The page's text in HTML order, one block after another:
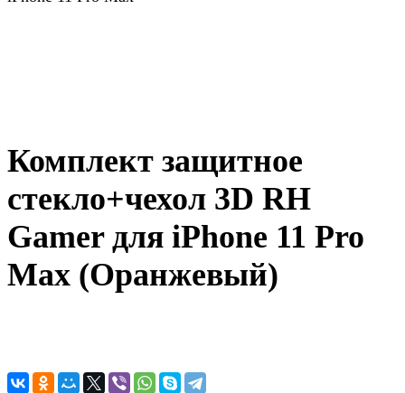
Комплект защитное
стекло+чехол 3D RH
Gamer для iPhone 11 Pro
Max (Оранжевый)